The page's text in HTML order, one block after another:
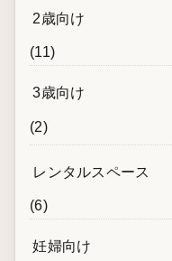
2歳向け
(11)
3歳向け
(2)
レンタルスペース
(6)
妊婦向け